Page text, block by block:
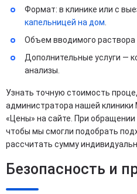
Формат: в клинике или с
капельницей на дом
Объем вводимого раствора
Дополнительные услуги —
анализы.
Узнать точную стоимость
администратора нашей
«Цены» на сайте. При
чтобы мы смогли подобрать
рассчитать сумму
Безопасность и